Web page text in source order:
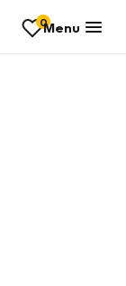
0Menu